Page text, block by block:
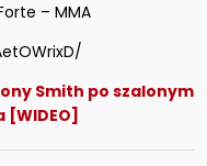
– MMA
Smith po szalonym